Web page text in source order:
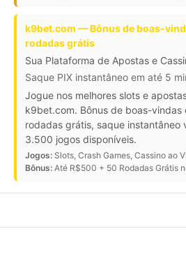
k9bet.com — Bônus de boas-
rodadas grátis
Sua Plataforma de Apostas e
Saque PIX instantâneo em até 5
Jogue nos melhores slots e
k9bet.com. Bônus de boas-
rodadas grátis, saque instantâneo
3.500 jogos disponíveis.
Jogos: Slots, Crash Games, Cassino ao
Bônus: Até R$500 + 50 Rodadas Grátis